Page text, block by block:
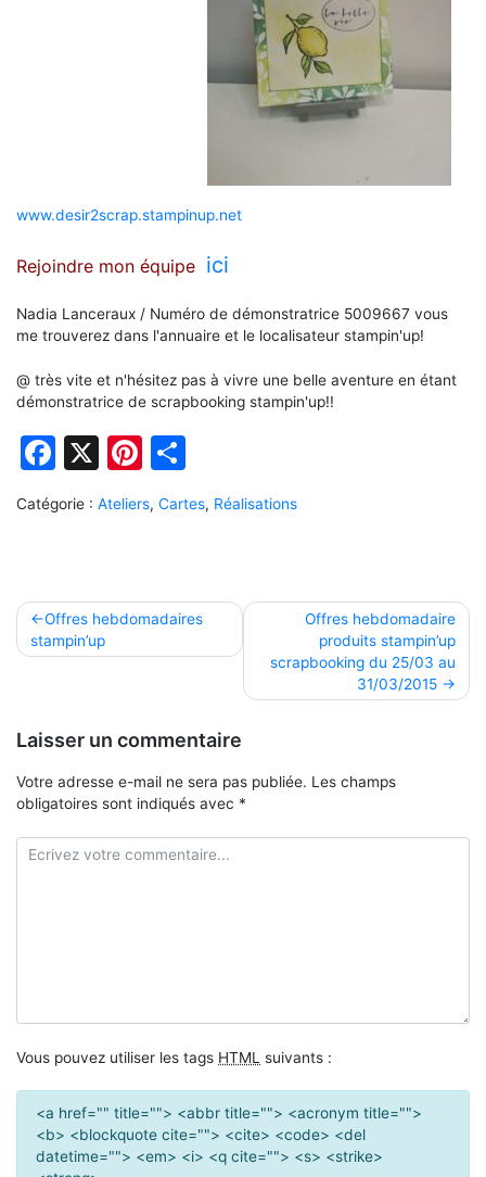
www.desir2scrap.stampinup.net
Rejoindre mon équipe ici
Nadia Lanceraux / Numéro de démonstratrice 5009667 vous
me trouverez dans l'annuaire et le localisateur stampin'up!
@ très vite et n'hésitez pas à vivre une belle aventure en étant
démonstratrice de scrapbooking stampin'up!!
Facebook
X Pinterest
Catégorie : Ateliers, Cartes, Réalisations
Navigation
de
Offres hebdomadaires
stampin’up
Offres hebdomadaire
produits stampin’up
scrapbooking du 25/03 au
31/03/2015
Laisser un commentaire
Votre adresse e-mail ne sera pas publiée. Les champs
obligatoires sont indiqués avec *
Vous pouvez utiliser les tags HTML suivants :
<a href="" title=""> <abbr title=""> <acronym title="">
<b> <blockquote cite=""> <cite> <code> <del
datetime=""> <em> <i> <q cite=""> <s> <strike>